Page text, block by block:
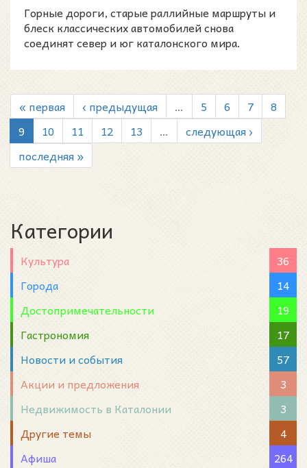
Горные дороги, старые раллийные маршруты и
блеск классических автомобилей снова
соединят север и юг каталонского мира.
« первая ‹ предыдущая … 5 6 7
8
9
10 11 12 13 …
следующая ›
последняя »
Категории
Культура
36
Города
14
Достопримечательности
19
Гастрономия
17
Новости и события
57
Акции и предложения
3
Недвижимость в Каталонии
3
Другие темы
4
Афиша
264